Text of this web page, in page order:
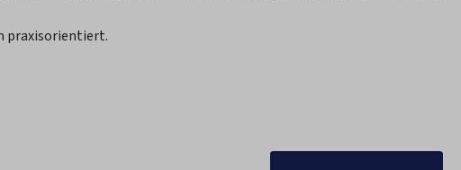
praxisorientiert.